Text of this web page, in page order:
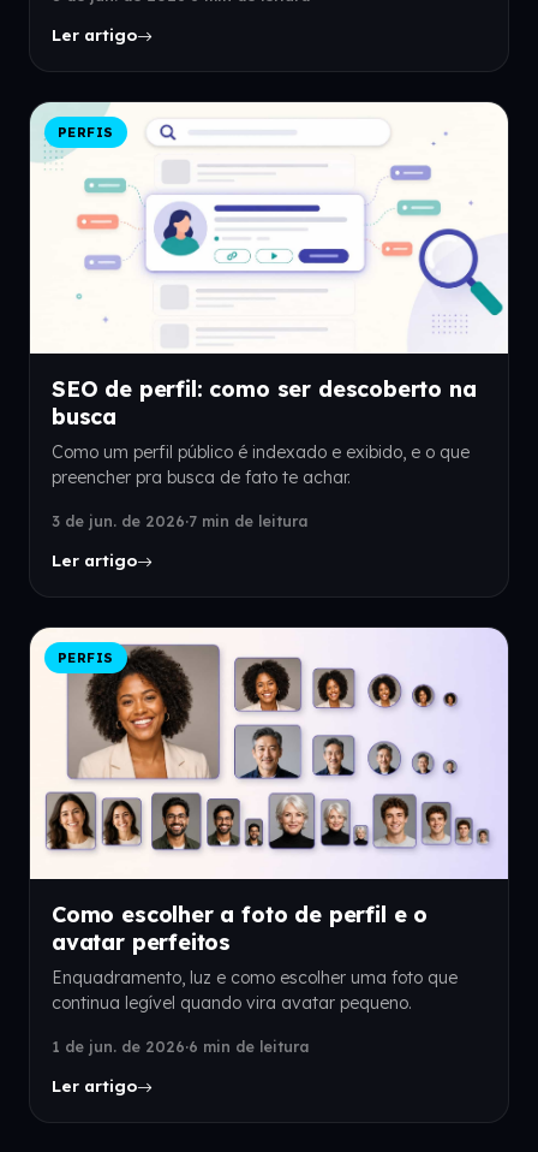
Ler artigo
PERFIS
SEO de perfil: como ser descoberto na
busca
Como um perfil público é indexado e exibido, e o que
preencher pra busca de fato te achar.
3 de jun. de 2026·7 min de leitura
Ler artigo
PERFIS
Como escolher a foto de perfil e o
avatar perfeitos
Enquadramento, luz e como escolher uma foto que
continua legível quando vira avatar pequeno.
1 de jun. de 2026·6 min de leitura
Ler artigo